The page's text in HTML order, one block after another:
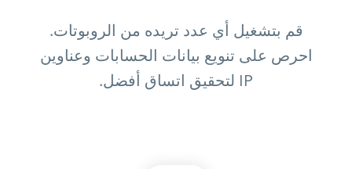
قم بتشغيل أي عدد تريده من الروبوتات.
احرص على تنويع بيانات الحسابات وعناوين
IP لتحقيق اتساق أفضل.